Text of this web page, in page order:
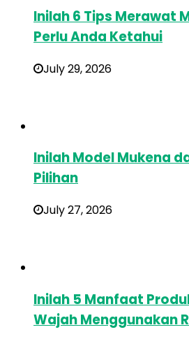
Inilah 6 Tips Merawat
Perlu Anda Ketahui
July 29, 2026
Inilah Model Mukena
Pilihan
July 27, 2026
Inilah 5 Manfaat
Wajah Menggunakan